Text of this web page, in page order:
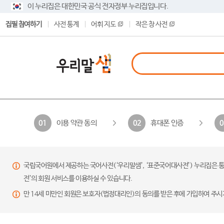
이 누리집은 대한민국 공식 전자정부 누리집입니다.
집필 참여하기 사전 통계 어휘 지도 작은 창 사전
01 이용 약관 동의 02 휴대폰 인증
국립국어원에서 제공하는 국어사전(‘우리말샘’, ‘표준국어대사전’) 누리집
전’의 회원 서비스를 이용하실 수 있습니다.
만 14세 미만인 회원은 보호자(법정대리인)의 동의를 받은 후에 가입하여 주